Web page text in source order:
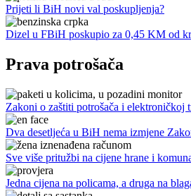
Prijeti li BiH novi val poskupljenja?
Dizel u FBiH poskupio za 0,45 KM od
Prava potrošača
Zakoni o zaštiti potrošača i
Dva desetljeća u BiH nema izmjene
Sve više pritužbi na cijene hrane i
Jedna cijena na policama, a druga na